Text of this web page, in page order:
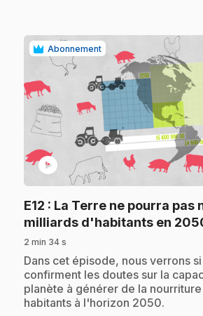
Abonnement
play_circle
E12 : La Terre ne pourra pas
milliards d'habitants en
2 min 34 s
.Dans cet épisode, nous verrons
confirment les doutes sur la
planète à générer de la
habitants à l'horizon 2050.